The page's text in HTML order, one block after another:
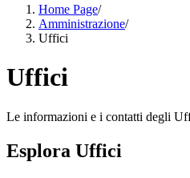
Home Page/
Amministrazione/
Uffici
Uffici
Le informazioni e i contatti degli
Esplora Uffici